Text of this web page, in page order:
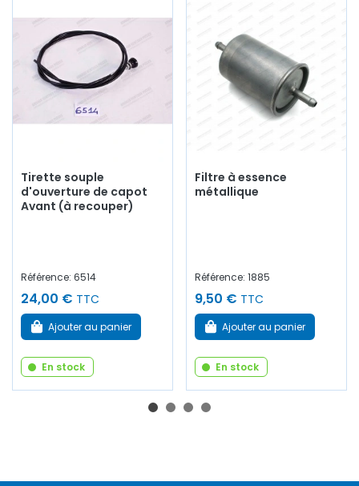
Tirette souple
d'ouverture de capot
Avant (à recouper)
Référence: 6514
24,00 € TTC
Ajouter au panier
En stock
Filtre à essence
métallique
Référence: 1885
9,50 € TTC
Ajouter au panier
En stock